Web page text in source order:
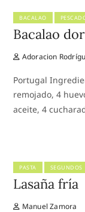
BACALAO
Bacalao
Adoracion
Portugal
remojado, 4
aceite, 4
PASTA SEGUNDOS
Lasaña fría
Manuel Zamora